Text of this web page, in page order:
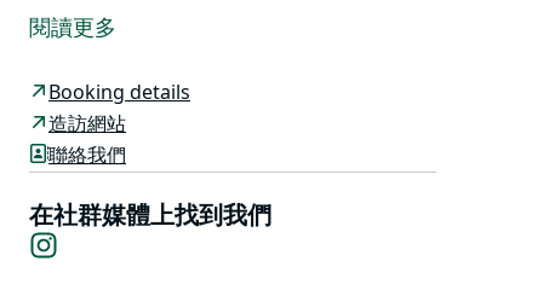
型團體住宿。家人和朋友聚會，共同慶祝美好時光。該房
屋可容納 19 位過夜客人。飯店享有令人驚嘆的景色，增
人嘆為觀止。
閱讀更多
Booking details
造訪網站
聯絡我們
在社群媒體上找到我們